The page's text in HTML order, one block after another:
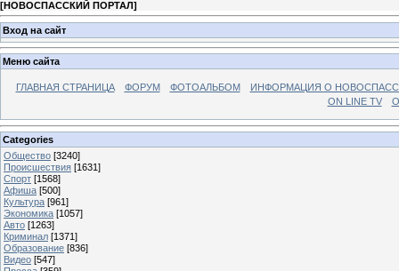
[НОВОСПАССКИЙ ПОРТАЛ]
Вход на сайт
Меню сайта
ГЛАВНАЯ СТРАНИЦА ФОРУМ ФОТОАЛЬБОМ
ИНФОРМАЦИЯ О
ON LINE TV
Categories
Общество [3240]
Происшествия [1631]
Спорт [1568]
Афиша [500]
Культура [961]
Экономика [1057]
Авто [1263]
Криминал [1371]
Образование [836]
Видео [547]